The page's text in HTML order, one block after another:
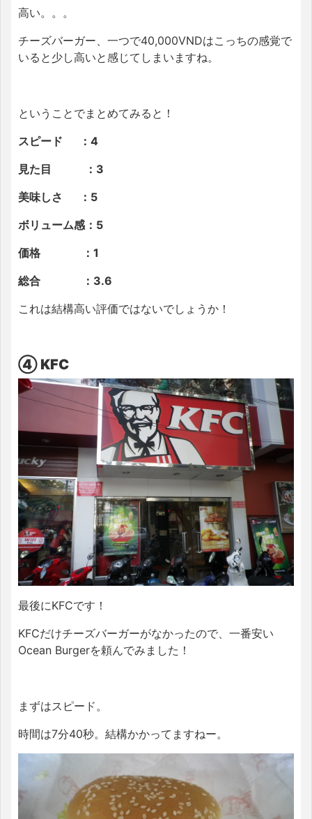
高い。。。
チーズバーガー、一つで40,000VNDはこっちの感覚で
いると少し高いと感じてしまいますね。
ということでまとめてみると！
スピード ：4
見た目 ：3
美味しさ ：5
ボリューム感：5
価格 ：1
総合 ：3.6
これは結構高い評価ではないでしょうか！
④ KFC
最後にKFCです！
KFCだけチーズバーガーがなかったので、一番安い
Ocean Burgerを頼んでみました！
まずはスピード。
時間は7分40秒。結構かかってますねー。